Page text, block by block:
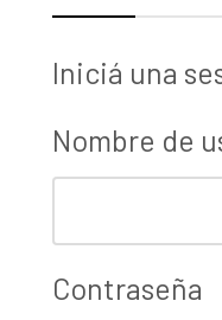
Iniciá una
Nombre de
Contraseña